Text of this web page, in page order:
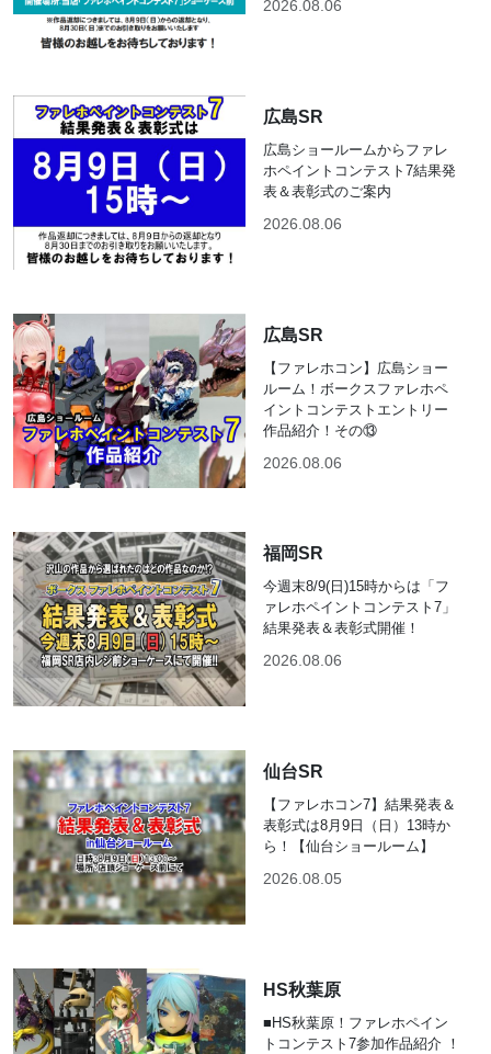
2026.08.06
広島SR
広島ショールームからファレ
ホペイントコンテスト7結果発
表＆表彰式のご案内
2026.08.06
広島SR
【ファレホコン】広島ショー
ルーム！ボークスファレホペ
イントコンテストエントリー
作品紹介！その⑬
2026.08.06
福岡SR
今週末8/9(日)15時からは「フ
ァレホペイントコンテスト7」
結果発表＆表彰式開催！
2026.08.06
仙台SR
【ファレホコン7】結果発表＆
表彰式は8月9日（日）13時か
ら！【仙台ショールーム】
2026.08.05
HS秋葉原
■HS秋葉原！ファレホペイン
トコンテスト7参加作品紹介 ！